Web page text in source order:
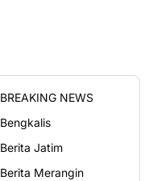
BREAKING NEWS
Bengkalis
Berita Jatim
Berita Merangin